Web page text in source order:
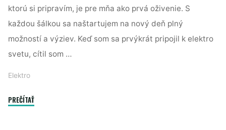
ktorú si pripravím, je pre mňa ako prvá oživenie. S
každou šálkou sa naštartujem na nový deň plný
možností a výziev. Keď som sa prvýkrát pripojil k elektro
svetu, cítil som …
Elektro
PREČÍTAŤ"Zoskupenie